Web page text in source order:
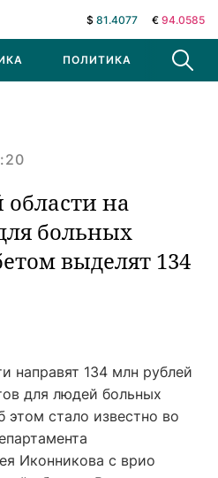
$ 81.4077 € 94.0585
ПОЛИТИКА В МИРЕ
области на
больных
выделят 134
направят 134 млн рублей
для людей больных
стало известно во
Иконникова с врио